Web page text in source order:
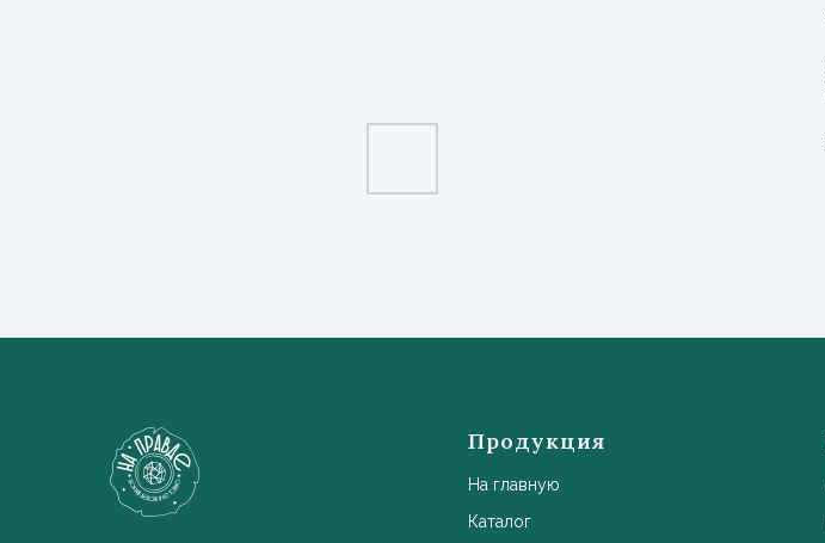
Продукция
На главную
Каталог